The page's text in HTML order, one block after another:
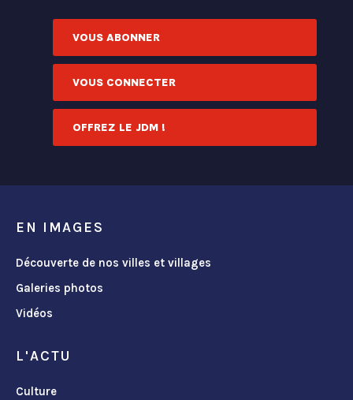
VOUS ABONNER
VOUS CONNECTER
OFFREZ LE JDM !
EN IMAGES
Découverte de nos villes et villages
Galeries photos
Vidéos
L'ACTU
Culture